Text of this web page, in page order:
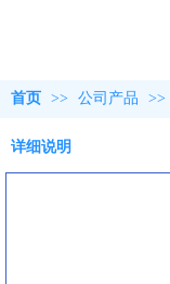
首页 >> 公司产品 >>
详细说明